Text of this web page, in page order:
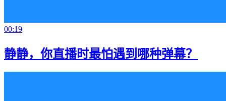
00:19
静静，你直播时最怕遇到哪种弹幕？